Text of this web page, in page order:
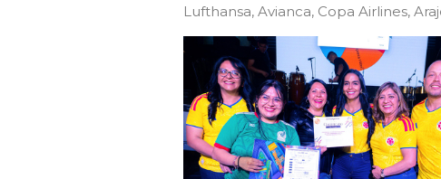
Lufthansa, Avianca, Copa Airlines,